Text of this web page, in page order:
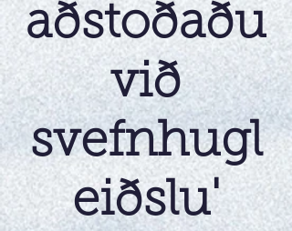
aðstoðaðu
við
svefnhugl
eiðslu'